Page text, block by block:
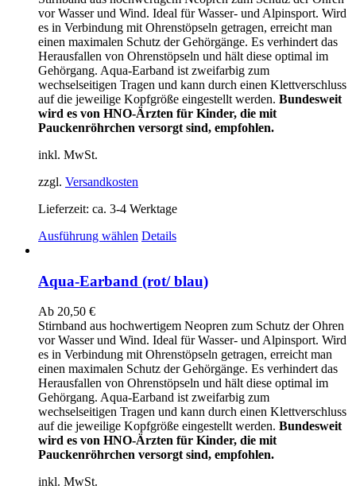
Optionen
können
auf
der
Produktseite
gewählt
werden
vor Wasser und Wind. Ideal für Wasser- und Alpinsport. Wird
es in Verbindung mit Ohrenstöpseln getragen, erreicht man
einen maximalen Schutz der Gehörgänge. Es verhindert das
Herausfallen von Ohrenstöpseln und hält diese optimal im
Gehörgang. Aqua-Earband ist zweifarbig zum
wechselseitigen Tragen und kann durch einen Klettverschluss
auf die jeweilige Kopfgröße eingestellt werden. Bundesweit
wird es von HNO-Ärzten für Kinder, die mit
Pauckenröhrchen versorgt sind, empfohlen.
inkl. MwSt.
zzgl. Versandkosten
Lieferzeit: ca. 3-4 Werktage
Ausführung wählen Dieses
mehrere
Varianten
Die
Optionen
können
auf
der
Produktseite
gewählt
werden
Details
Aqua-Earband (rot/ blau)
Ab 20,50 €
Stirnband aus hochwertigem Neopren zum Schutz der Ohren
vor Wasser und Wind. Ideal für Wasser- und Alpinsport. Wird
es in Verbindung mit Ohrenstöpseln getragen, erreicht man
einen maximalen Schutz der Gehörgänge. Es verhindert das
Herausfallen von Ohrenstöpseln und hält diese optimal im
Gehörgang. Aqua-Earband ist zweifarbig zum
wechselseitigen Tragen und kann durch einen Klettverschluss
auf die jeweilige Kopfgröße eingestellt werden. Bundesweit
wird es von HNO-Ärzten für Kinder, die mit
Pauckenröhrchen versorgt sind, empfohlen.
inkl. MwSt.